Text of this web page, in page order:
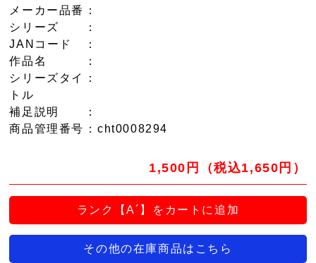
メーカー品番
：
シリーズ
：
JANコード
：
作品名
：
シリーズタイ
トル
：
補足説明
：
商品管理番号 ：cht0008294
1,500円（税込1,650円）
ランク【A´】をカートに追加
その他の在庫商品はこちら